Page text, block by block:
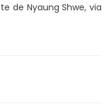
de Nyaung Shwe, via